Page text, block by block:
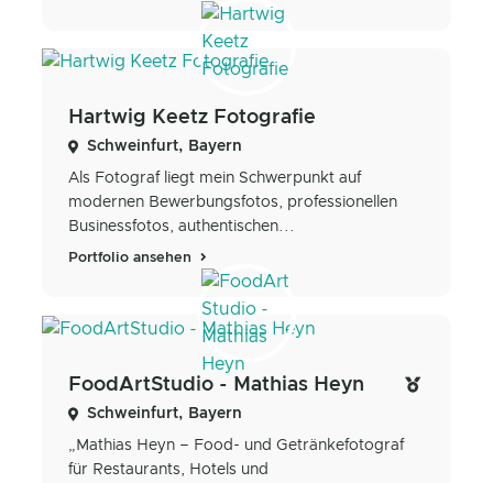
Hartwig Keetz Fotografie
Schweinfurt, Bayern
Als Fotograf liegt mein Schwerpunkt auf
modernen Bewerbungsfotos, professionellen
Businessfotos, authentischen...
Portfolio ansehen
FoodArtStudio - Mathias Heyn
Schweinfurt, Bayern
„Mathias Heyn – Food- und Getränkefotograf
für Restaurants, Hotels und